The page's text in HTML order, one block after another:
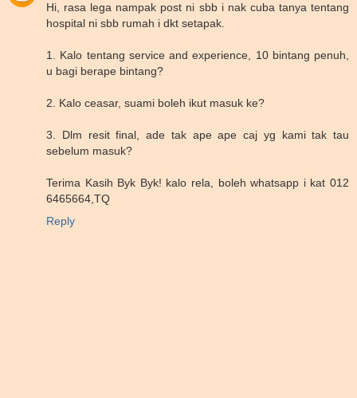
Hi, rasa lega nampak post ni sbb i nak cuba tanya tentang
hospital ni sbb rumah i dkt setapak.
1. Kalo tentang service and experience, 10 bintang penuh,
u bagi berape bintang?
2. Kalo ceasar, suami boleh ikut masuk ke?
3. Dlm resit final, ade tak ape ape caj yg kami tak tau
sebelum masuk?
Terima Kasih Byk Byk! kalo rela, boleh whatsapp i kat 012
6465664,TQ
Reply